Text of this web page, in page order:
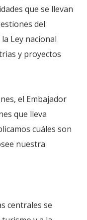
que se llevan
del
Ley nacional
y proyectos
el Embajador
que lleva
cuáles son
nuestra
centrales se